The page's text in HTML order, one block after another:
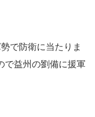
で防衛に当たりま
で益州の劉備に援軍